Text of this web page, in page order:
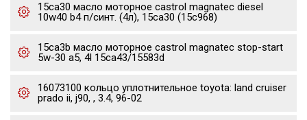
15ca30 масло моторное castrol magnatec diesel
10w40 b4 п/синт. (4л), 15ca30 (15c968)
15ca3b масло моторное castrol magnatec stop-start
5w-30 a5, 4l 15ca43/15583d
16073100 кольцо уплотнительное toyota: land cruiser
prado ii, j90, , 3.4, 96-02